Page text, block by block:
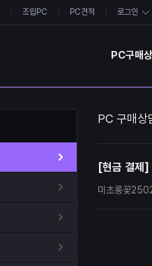
조립PC PC견적 로그인
PC구매
PC 구매상
[현금 결제]
미초롱꽃